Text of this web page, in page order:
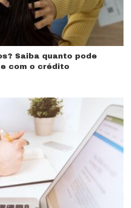
Saiba quanto pode
com o crédito